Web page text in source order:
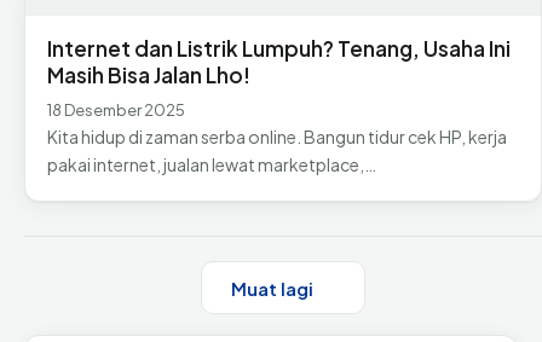
Internet dan Listrik Lumpuh? Tenang, Usaha Ini
Masih Bisa Jalan Lho!
18 Desember 2025
Kita hidup di zaman serba online. Bangun tidur cek HP, kerja
pakai internet, jualan lewat marketplace,…
Muat lagi